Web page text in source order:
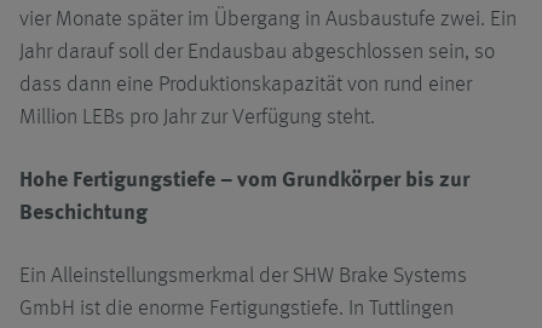
vier Monate später im Übergang in Ausbaustufe zwei. Ein
Jahr darauf soll der Endausbau abgeschlossen sein, so
dass dann eine Produktionskapazität von rund einer
Million LEBs pro Jahr zur Verfügung steht.
Hohe Fertigungstiefe – vom Grundkörper bis zur
Beschichtung
Ein Alleinstellungsmerkmal der SHW Brake Systems
GmbH ist die enorme Fertigungstiefe. In Tuttlingen